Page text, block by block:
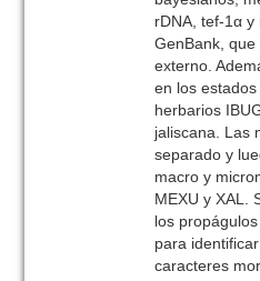
rDNA, tef-1α
GenBank,
externo.
en los
herbarios
jaliscana. Las
separado y
macro y
MEXU y XAL.
los
para
caracteres